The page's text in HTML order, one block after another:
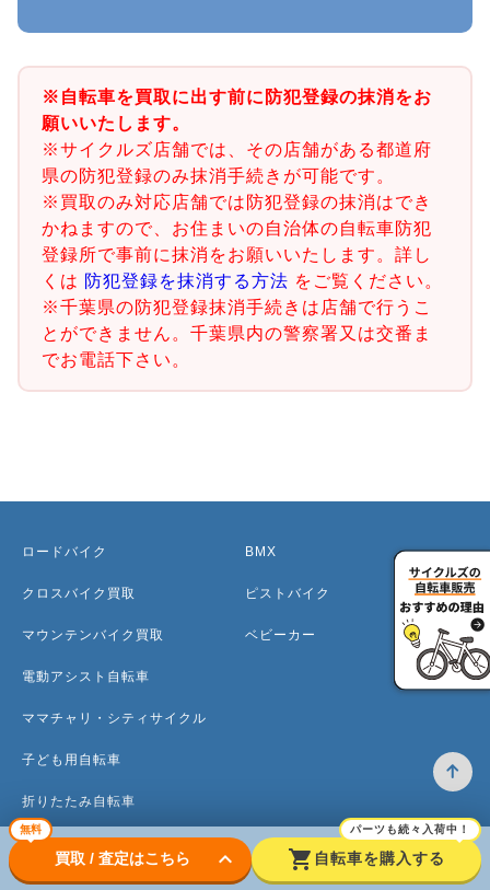
※自転車を買取に出す前に防犯登録の抹消をお
願いいたします。
※サイクルズ店舗では、その店舗がある都道府
県の防犯登録のみ抹消手続きが可能です。
※買取のみ対応店舗では防犯登録の抹消はでき
かねますので、お住まいの自治体の自転車防犯
登録所で事前に抹消をお願いいたします。詳し
くは 防犯登録を抹消する方法 をご覧ください。
※千葉県の防犯登録抹消手続きは店舗で行うこ
とができません。千葉県内の警察署又は交番ま
でお電話下さい。
無料
買取 / 査定はこちら keyboard_arrow_down shopping_cart
パーツも続々入荷中！
自転車を購入する
ロードバイク
クロスバイク買取
マウンテンバイク買取
電動アシスト自転車
ママチャリ・シティサイクル
子ども用自転車
折りたたみ自転車
ミニベロ
BMX
ピストバイク
ベビーカー